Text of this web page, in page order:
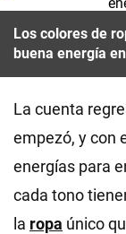
Los colores de
buena energía
La cuenta
empezó, y con
energías para
cada tono
la ropa único